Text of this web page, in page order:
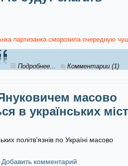
партизанка сморозила очередную
Подробнее... Комментарии (1)
масово
в українських
політв'язнів по Україні масово
Добавить комментарий